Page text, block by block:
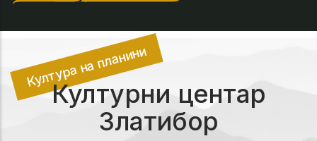
Култура на планини
Културни центар
Златибор